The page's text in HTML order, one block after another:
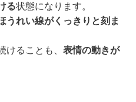
る状態になります。
うれい線がくっきりと刻ま
けることも、 表情の動きが